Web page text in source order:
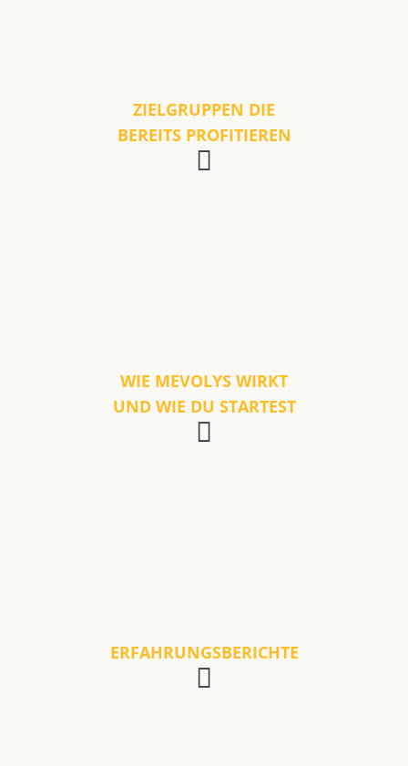
ZIELGRUPPEN DIE
BEREITS PROFITIEREN
WIE MEVOLYS WIRKT
UND WIE DU STARTEST
ERFAHRUNGSBERICHTE